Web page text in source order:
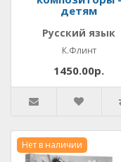
детям
Русский язык
К.Флинт
1450.00р.
Нет в наличии